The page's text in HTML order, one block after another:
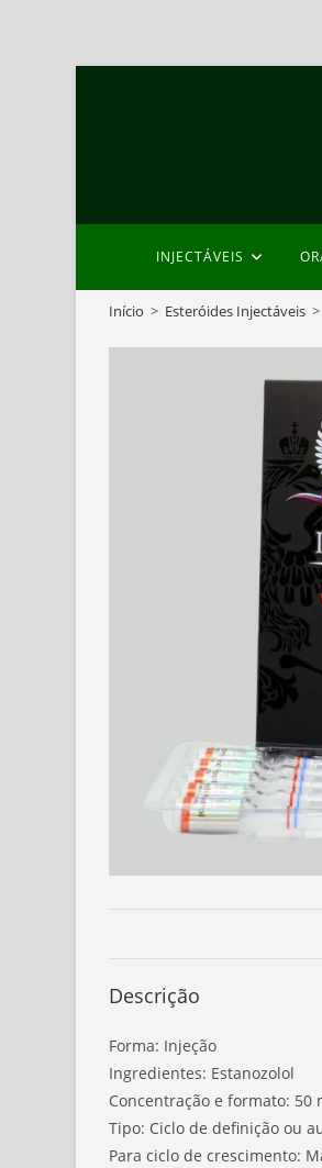
INJECTÁVEIS
Início > Esteróides Injectáveis >
Descrição
Forma: Injeção
Ingredientes: Estanozolol
Concentração e formato: 50
Tipo: Ciclo de definição ou
Para ciclo de crescimento: